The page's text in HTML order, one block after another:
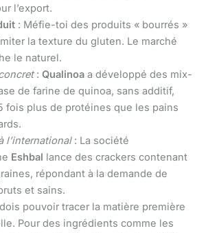
l’export.
: Méfie-toi des produits « bourrés »
la texture du gluten. Le marché
le naturel.
: Qualinoaa développé des mix-
de farine de quinoa, sans additif,
fois plus de protéines que les pains
l’international: La société
Eshbal lance des crackers contenant
répondant à la demande de
et sains.
pouvoir tracer la matière première
Pour des ingrédients comme les